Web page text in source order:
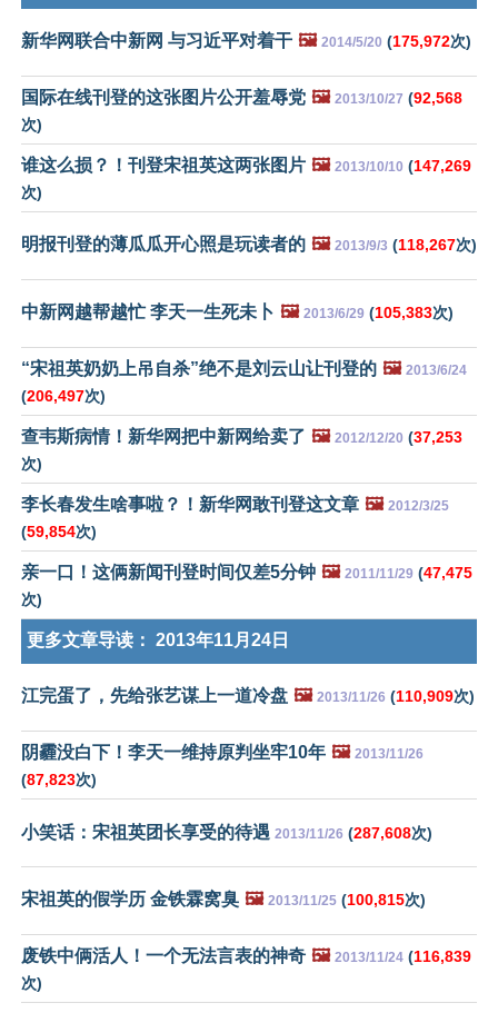
新华网联合中新网 与习近平对着干 🖼️ 2014/5/20 (175,972次)
国际在线刊登的这张图片公开羞辱党 🖼️ 2013/10/27 (92,568
次)
谁这么损？！刊登宋祖英这两张图片 🖼️ 2013/10/10 (147,269
次)
明报刊登的薄瓜瓜开心照是玩读者的 🖼️ 2013/9/3 (118,267次)
中新网越帮越忙 李天一生死未卜 🖼️ 2013/6/29 (105,383次)
“宋祖英奶奶上吊自杀”绝不是刘云山让刊登的 🖼️ 2013/6/24
(206,497次)
查韦斯病情！新华网把中新网给卖了 🖼️ 2012/12/20 (37,253
次)
李长春发生啥事啦？！新华网敢刊登这文章 🖼️ 2012/3/25
(59,854次)
亲一口！这俩新闻刊登时间仅差5分钟 🖼️ 2011/11/29 (47,475
次)
更多文章导读： 2013年11月24日
江完蛋了，先给张艺谋上一道冷盘 🖼️ 2013/11/26 (110,909次)
阴霾没白下！李天一维持原判坐牢10年 🖼️ 2013/11/26
(87,823次)
小笑话：宋祖英团长享受的待遇 2013/11/26 (287,608次)
宋祖英的假学历 金铁霖窝臭 🖼️ 2013/11/25 (100,815次)
废铁中俩活人！一个无法言表的神奇 🖼️ 2013/11/24 (116,839
次)